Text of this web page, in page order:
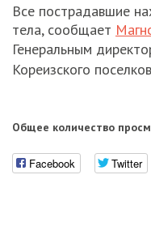
Все пострадавшие
тела, сообщает
Генеральным
Кореизского
Общее количество
Facebook Twitter